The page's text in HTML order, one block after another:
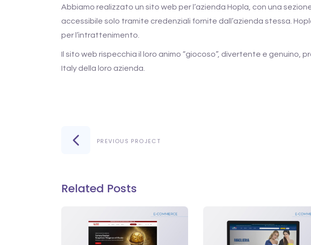
Abbiamo realizzato un sito web per l’azienda Hopla, con una
accessibile solo tramite credenziali fornite dall’azienda stessa.
per l’intrattenimento.
Il sito web rispecchia il loro animo “giocoso”, divertente e genuino,
Italy della loro azienda.
PREVIOUS PROJECT
Related Posts